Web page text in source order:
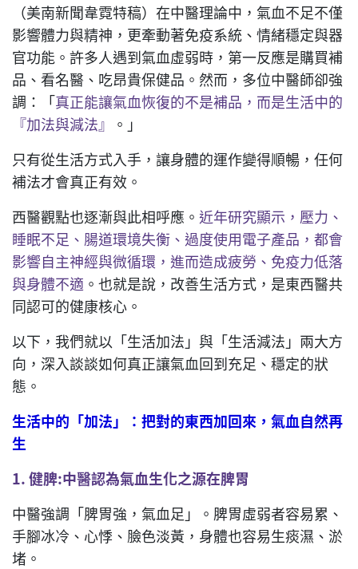
（美南新聞韋霓特稿）在中醫理論中，氣血不足不僅
影響體力與精神，更牽動著免疫系統、情緒穩定與器
官功能。許多人遇到氣血虛弱時，第一反應是購買補
品、看名醫、吃昂貴保健品。然而，多位中醫師卻強
調：「真正能讓氣血恢復的不是補品，而是生活中的
『加法與減法』
。」
只有從生活方式入手，讓身體的運作變得順暢，任何
補法才會真正有效。
西醫觀點也逐漸與此相呼應。 近年研究顯示，壓力、
睡眠不足、腸道環境失衡、過度使用電子產品，都會
影響自主神經與微循環，進而造成疲勞、免疫力低落
與身體不適 。也就是說，改善生活方式，是東西醫共
同認可的健康核心。
以下，我們就以「生活加法」與「生活減法」兩大方
向，深入談談如何真正讓氣血回到充足、穩定的狀
態。
生活中的「加法」：把對的東西加回來，氣血自然再
生
1.健脾:中醫認為氣血生化之源在脾胃
中醫強調「脾胃強，氣血足」。脾胃虛弱者容易累、
手腳冰冷、心悸、臉色淡黃，身體也容易生痰濕、淤
堵。